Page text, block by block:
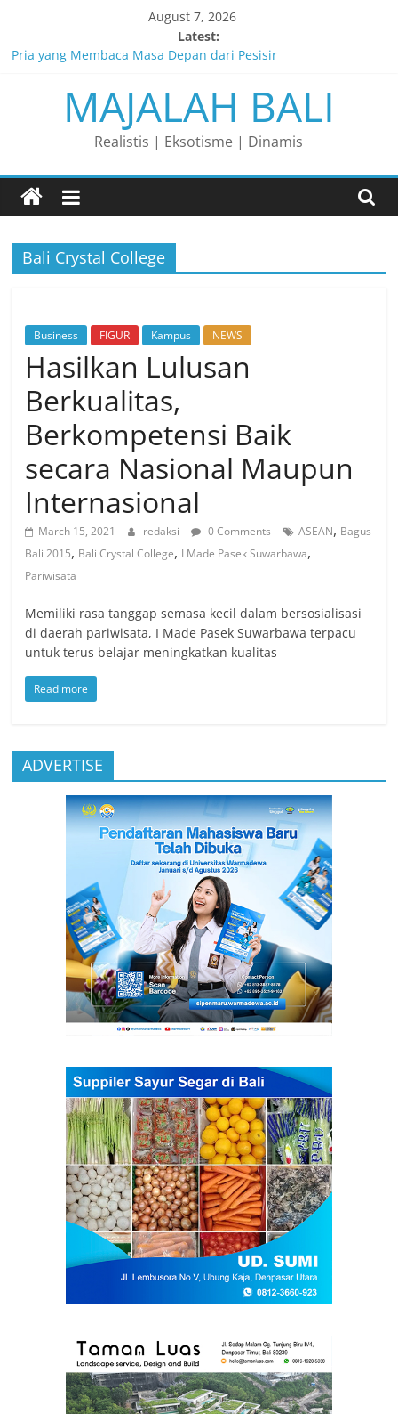
content
August 7, 2026
Latest:
Pria yang Membaca Masa Depan dari Pesisir
Membaca Peluang, Menaklukkan Tantangan, dan Membangun
Bisnis Peternakan yang Berkelanjutan
Lelaki yang Mengubah Garis Menjadi Masa Depan
Matahari yang Lahir di Pulau Dewata
Perjalanan Panjang di Balik Rasa yang Dicintai Banyak Orang
MAJALAH BALI
Realistis | Eksotisme | Dinamis
Bali Crystal College
Business FIGUR Kampus NEWS
Hasilkan Lulusan
Berkualitas,
Berkompetensi Baik
secara Nasional Maupun
Internasional
March 15, 2021 redaksi 0 Comments ASEAN, Bagus
Bali 2015, Bali Crystal College, I Made Pasek Suwarbawa,
Pariwisata
Memiliki rasa tanggap semasa kecil dalam bersosialisasi
di daerah pariwisata, I Made Pasek Suwarbawa terpacu
untuk terus belajar meningkatkan kualitas
Read more
ADVERTISE